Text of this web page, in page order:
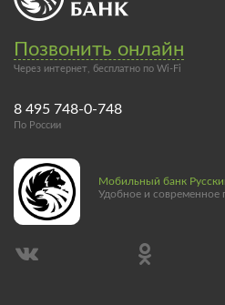
Позвонить онлайн
Через интернет, бесплатно по Wi-Fi
8 495 748-0-748
По России
Мобильный банк
Удобное и современное